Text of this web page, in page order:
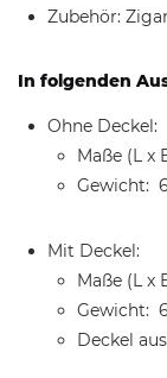
Zubehör:
In folgenden
Ohne Deckel:
Maße (L x
Gewicht:
Mit Deckel:
Maße (L x
Gewicht:
Deckel